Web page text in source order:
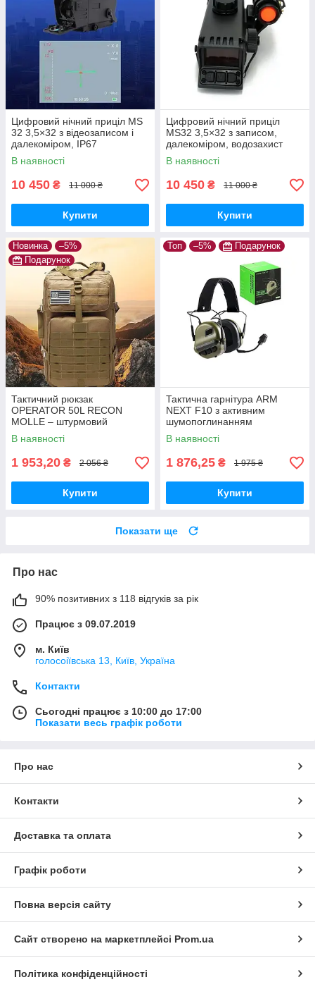
Цифровий нічний приціл MS
32 3,5×32 з відеозаписом і
далекоміром, IP67
В наявності
10 450 ₴ 11 000 ₴
Купити
Цифровий нічний приціл
MS32 3,5×32 з записом,
далекоміром, водозахист
IP67
В наявності
10 450 ₴ 11 000 ₴
Купити
Новинка
–5%
Подарунок
Тактичний рюкзак
OPERATOR 50L RECON
MOLLE – штурмовий
військовий рюкзак для
розвідки, автономних місій та
виживання + подарунок
В наявності
1 953,20 ₴ 2 056 ₴
Купити
Топ –5% Подарунок
Тактична гарнітура ARM
NEXT F10 з активним
шумопоглинанням
В наявності
1 876,25 ₴ 1 975 ₴
Купити
Показати ще
Про нас
90% позитивних з 118 відгуків за рік
Працює з 09.07.2019
м. Київ
голосоіївська 13, Київ, Україна
Контакти
Сьогодні працює з 10:00 до 17:00
Показати весь графік роботи
Про нас
Контакти
Доставка та оплата
Графік роботи
Повна версія сайту
Сайт створено на маркетплейсі Prom.ua
Політика конфіденційності